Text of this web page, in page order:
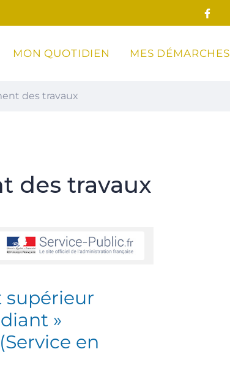
MON QUOTIDIEN MES DÉMARCHES
des travaux
des travaux
supérieur
»
en